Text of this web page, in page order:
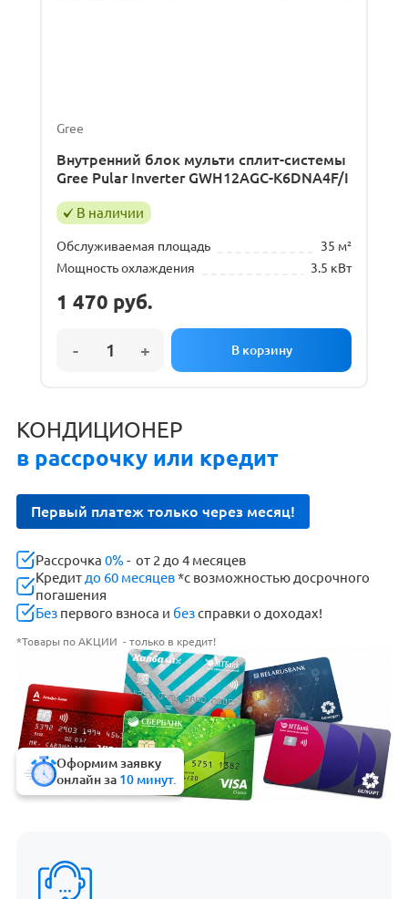
Gree
Внутренний блок мульти сплит-системы
Gree Pular Inverter GWH12AGC-K6DNA4F/I
В наличии
Обслуживаемая площадь
35 м²
Мощность охлаждения
3.5 кВт
1 470 руб.
КОНДИЦИОНЕР
в рассрочку или кредит
Первый платеж только через месяц!
Рассрочка0% - от 2 до 4 месяцев
Кредит до 60 месяцев*с возможностью досрочного
погашения
Без первого взноса и безсправки о доходах!
*Товары по АКЦИИ - только в кредит!
Оформим заявку
онлайн за 10 минут.